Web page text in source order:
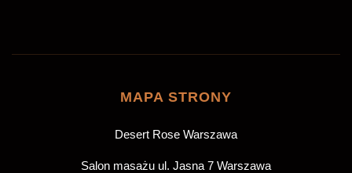
MAPA STRONY
Desert Rose Warszawa
Salon masażu ul. Jasna 7 Warszawa